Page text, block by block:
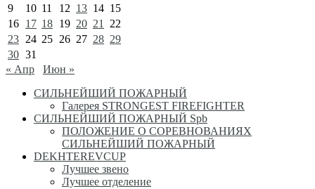
9
10 11 12 13 14 15
16 17 18 19 20 21
22
23 24 25 26 27 28 29
30 31
« Апр
Июн »
СИЛЬНЕЙШИЙ ПОЖАРНЫЙ
Галерея STRONGEST FIREFIGHTER
СИЛЬНЕЙШИЙ ПОЖАРНЫЙ Spb
ПОЛОЖЕНИЕ О СОРЕВНОВАНИЯХ
СИЛЬНЕЙШИЙ ПОЖАРНЫЙ
DEKHTEREVCUP
Лучшее звено
Лучшее отделение